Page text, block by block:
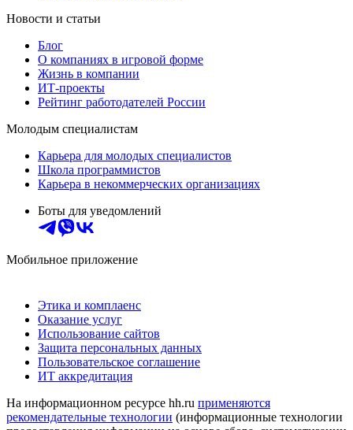
Новости и статьи
Блог
О компаниях в игровой форме
Жизнь в компании
ИТ-проекты
Рейтинг работодателей России
Молодым специалистам
Карьера для молодых специалистов
Школа программистов
Карьера в некоммерческих организациях
Боты для уведомлений
Мобильное приложение
Этика и комплаенс
Оказание услуг
Использование сайтов
Защита персональных данных
Пользовательское соглашение
ИТ аккредитация
На информационном ресурсе hh.ru применяются
рекомендательные технологии (информационные технологии